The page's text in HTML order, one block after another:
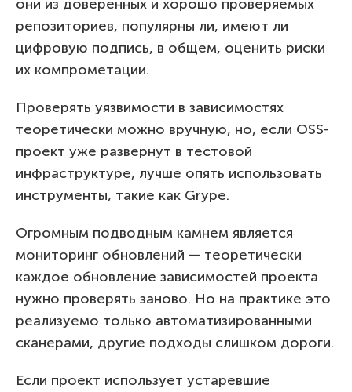
они из доверенных и хорошо проверяемых
репозиториев, популярны ли, имеют ли
цифровую подпись, в общем, оценить риски
их компрометации.
Проверять уязвимости в зависимостях
теоретически можно вручную, но, если OSS-
проект уже развернут в тестовой
инфраструктуре, лучше опять использовать
инструменты, такие как Grype.
Огромным подводным камнем является
мониторинг обновлений — теоретически
каждое обновление зависимостей проекта
нужно проверять заново. Но на практике это
реализуемо только автоматизированными
сканерами, другие подходы слишком дороги.
Если проект использует устаревшие